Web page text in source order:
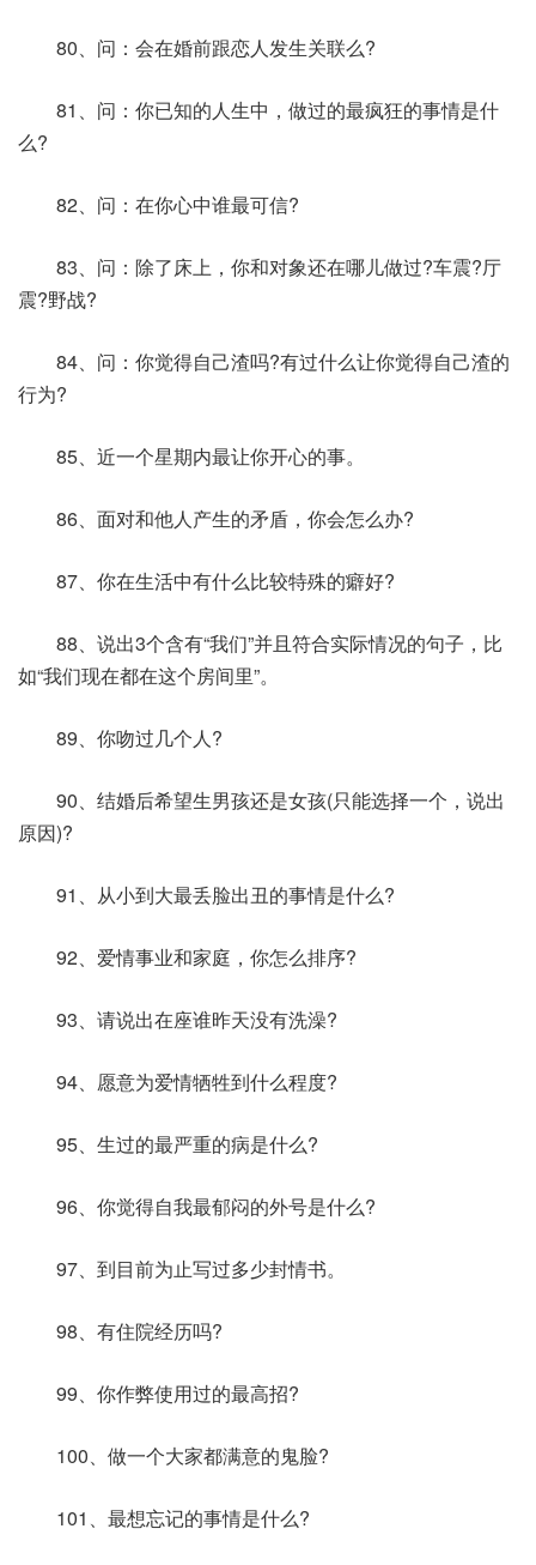
80、问：会在婚前跟恋人发生关联么?
81、问：你已知的人生中，做过的最疯狂的事情是什
么?
82、问：在你心中谁最可信?
83、问：除了床上，你和对象还在哪儿做过?车震?厅
震?野战?
84、问：你觉得自己渣吗?有过什么让你觉得自己渣的
行为?
85、近一个星期内最让你开心的事。
86、面对和他人产生的矛盾，你会怎么办?
87、你在生活中有什么比较特殊的癖好?
88、说出3个含有“我们”并且符合实际情况的句子，比
如“我们现在都在这个房间里”。
89、你吻过几个人?
90、结婚后希望生男孩还是女孩(只能选择一个，说出
原因)?
91、从小到大最丢脸出丑的事情是什么?
92、爱情事业和家庭，你怎么排序?
93、请说出在座谁昨天没有洗澡?
94、愿意为爱情牺牲到什么程度?
95、生过的最严重的病是什么?
96、你觉得自我最郁闷的外号是什么?
97、到目前为止写过多少封情书。
98、有住院经历吗?
99、你作弊使用过的最高招?
100、做一个大家都满意的鬼脸?
101、最想忘记的事情是什么?